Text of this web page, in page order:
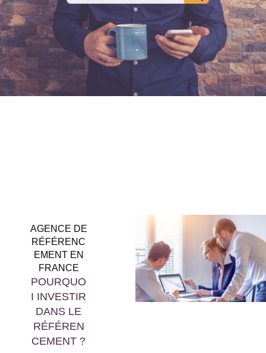
AGENCE DE
RÉFÉRENC
EMENT EN
FRANCE
POURQUO
I INVESTIR
DANS LE
RÉFÉREN
CEMENT ?